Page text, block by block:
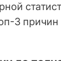
3 причин